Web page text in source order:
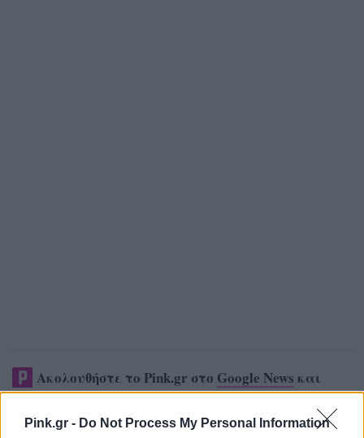
Pink.gr - Do Not Process My Personal Information
Ακολουθήστε το Pink.gr στο Google News και
μάθετε πρώτοιτα πιο hot νέα.